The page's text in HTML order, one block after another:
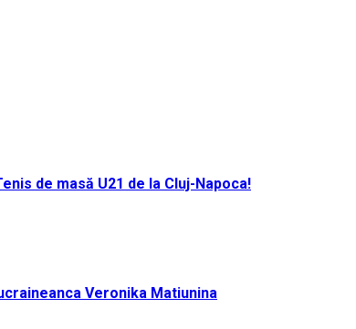
de masă U21 de la Cluj-Napoca!
Veronika Matiunina